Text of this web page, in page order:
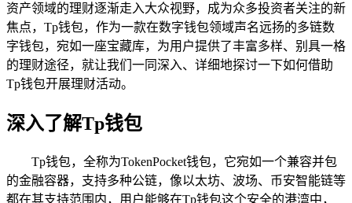
资产领域的理财逐渐走入大众视野，成为众多投资者关注的新
焦点，Tp钱包，作为一款在数字钱包领域声名远扬的多链数
字钱包，宛如一座宝藏库，为用户提供了丰富多样、别具一格
的理财途径，就让我们一同深入、详细地探讨一下如何借助
Tp钱包开展理财活动。
深入了解Tp钱包
Tp钱包，全称为TokenPocket钱包，它宛如一个兼容并包
的金融容器，支持多种公链，像以太坊、波场、币安智能链等
都在其支持范围内，用户能够在Tp钱包这个安全的港湾中，